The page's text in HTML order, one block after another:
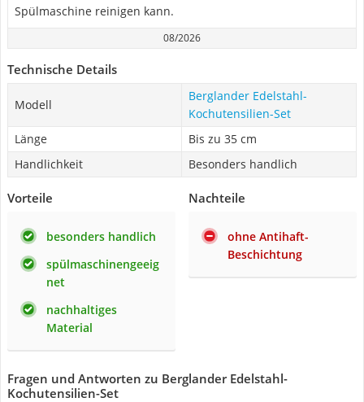
Spülmaschine reinigen kann.
08/2026
Technische Details
Modell
Berglander Edelstahl-
Kochutensilien-Set
Länge
Bis zu 35 cm
Handlichkeit
Besonders handlich
Vorteile
besonders handlich
spülmaschinengeeig
net
nachhaltiges
Material
Nachteile
ohne Antihaft-
Beschichtung
Fragen und Antworten zu Berglander Edelstahl-
Kochutensilien-Set